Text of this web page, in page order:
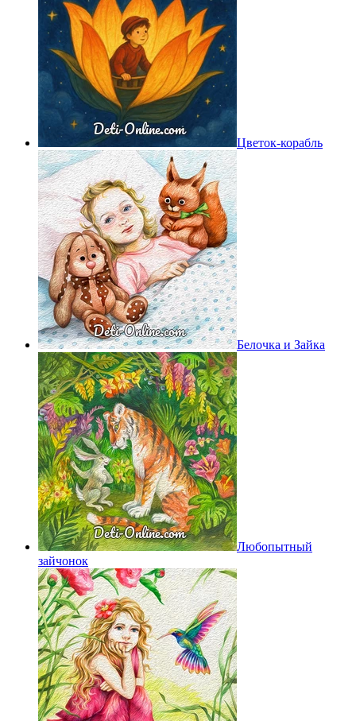
Цветок-корабль
Белочка и Зайка
Любопытный
зайчонок